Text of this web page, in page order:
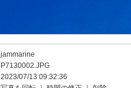
jammarine
P7130002.JPG
2023/07/13 09:32:36